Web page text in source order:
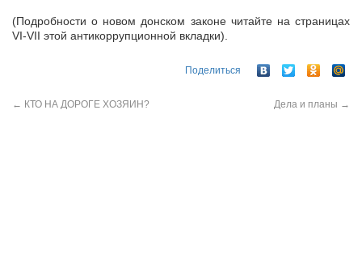
(Подробности о новом донском законе читайте на страницах
VI-VII этой антикоррупционной вкладки).
Поделиться
← КТО НА ДОРОГЕ ХОЗЯИН? Дела и планы →